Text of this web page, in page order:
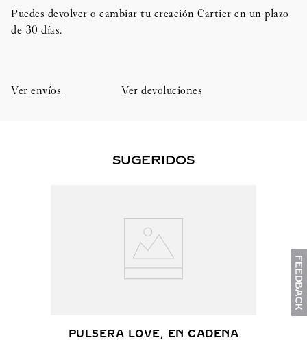
Puedes devolver o cambiar tu creación Cartier en un plazo
de 30 días.​
Ver envíos Ver devoluciones
SUGERIDOS
PULSERA LOVE, EN CADENA